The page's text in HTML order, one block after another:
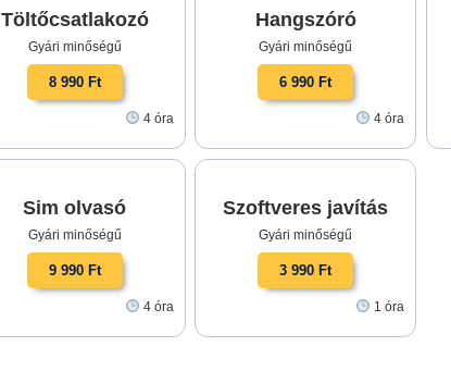
Töltőcsatlakozó
Gyári minőségű
8 990 Ft
4 óra
Hangszóró
Gyári minőségű
6 990 Ft
4 óra
Sim olvasó
Gyári minőségű
9 990 Ft
4 óra
Szoftveres javítás
Gyári minőségű
3 990 Ft
1 óra